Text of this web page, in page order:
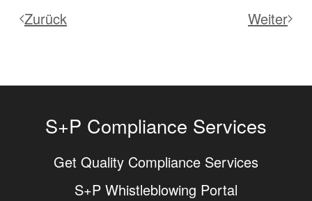
Zurück Weiter
S+P Compliance Services
Get Quality Compliance Services
S+P Whistleblowing Portal